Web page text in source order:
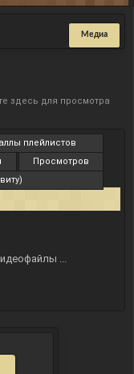
Медиа
здесь для просмотра
плейлистов
Просмотров
...